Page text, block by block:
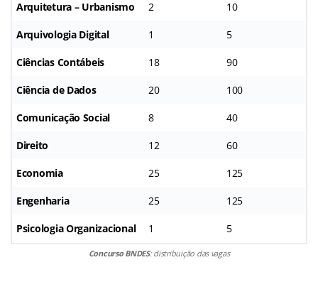
Arquitetura – Urbanismo 2 10
Arquivologia Digital 1 5
Ciências Contábeis 18 90
Ciência de Dados 20 100
Comunicação Social 8 40
Direito 12 60
Economia 25 125
Engenharia 25 125
Psicologia Organizacional 1 5
Concurso BNDES: distribuição das vagas